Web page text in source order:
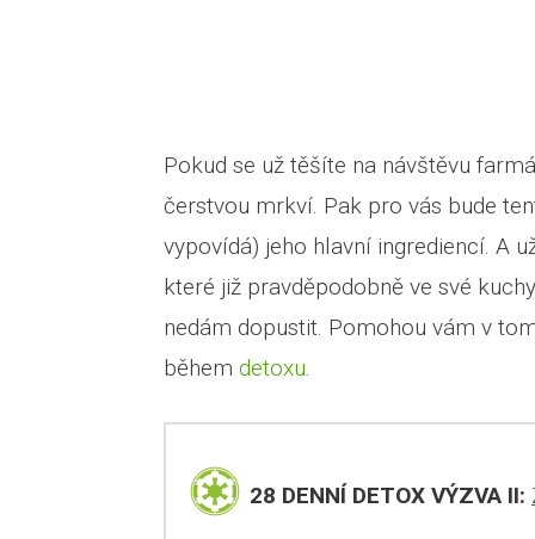
Pokud se už těšíte na návštěvu
čerstvou mrkví. Pak pro vás bude
vypovídá) jeho hlavní ingrediencí. A
které již pravděpodobně ve své
nedám dopustit. Pomohou vám v
během detoxu
28 DENNÍ DETOX VÝZVA II: